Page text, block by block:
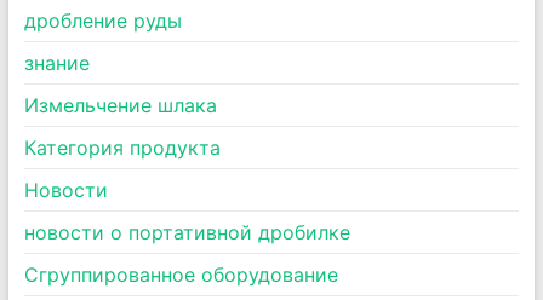
дробление руды
знание
Измельчение шлака
Категория продукта
Новости
новости о портативной дробилке
Сгруппированное оборудование